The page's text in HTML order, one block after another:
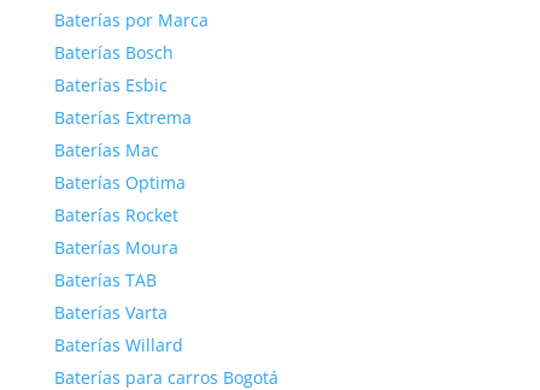
Baterías por Marca
Baterías Bosch
Baterías Esbic
Baterías Extrema
Baterías Mac
Baterías Optima
Baterías Rocket
Baterías Moura
Baterías TAB
Baterías Varta
Baterías Willard
Baterías para carros Bogotá